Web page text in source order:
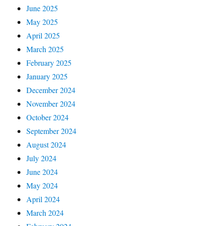
June 2025
May 2025
April 2025
March 2025
February 2025
January 2025
December 2024
November 2024
October 2024
September 2024
August 2024
July 2024
June 2024
May 2024
April 2024
March 2024